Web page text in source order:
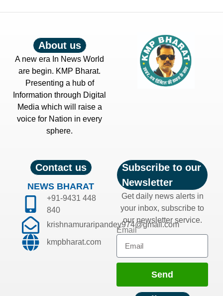
About us
A new era In News World
are begin. KMP Bharat.
Presenting a hub of
Information through Digital
Media which will raise a
voice for Nation in every
sphere.
Contact us
NEWS BHARAT
+91-9431 448
840
krishnamuraripandey974@gmail.com
kmpbharat.com
Subscribe to our
Newsletter
Get daily news alerts in
your inbox, subscribe to
our newsletter service.
Email
Send